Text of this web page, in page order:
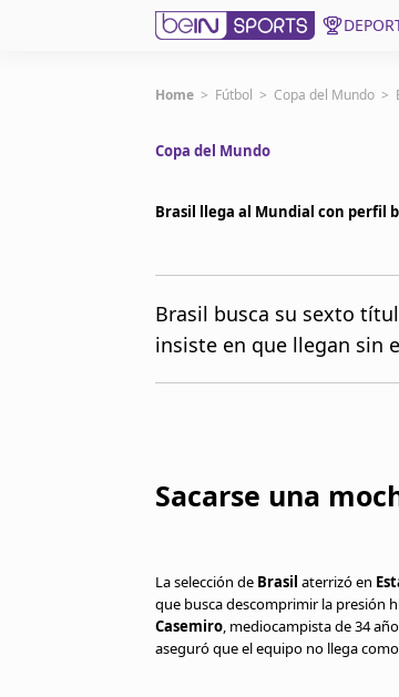
Get Bein
United States
Administrar notificaciones
Home > Fútbol > Copa del Mundo >
Copa del Mundo
Brasil llega al Mundial con perfil
Brasil busca su sexto
insiste en que llegan sin
Sacarse una
La selección de Brasil aterrizó en
que busca descomprimir la presión
Casemiro, mediocampista de 34
aseguró que el equipo no llega